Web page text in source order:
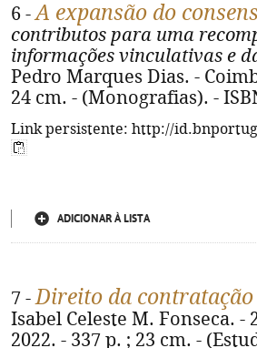
6 -A expansão do
contributos para uma
informações vinculativas e
Pedro Marques Dias. -
24 cm. - (Monografias). -
Link persistente: http://
ADICIONAR À LISTA
7 -Direito da
Isabel Celeste M. Fonseca. -
2022. - 337 p. ; 23 cm. -